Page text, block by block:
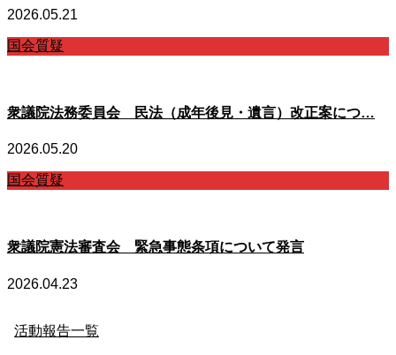
2026.05.21
国会質疑
衆議院法務委員会 民法（成年後見・遺言）改正案につ…
2026.05.20
国会質疑
衆議院憲法審査会 緊急事態条項について発言
2026.04.23
活動報告一覧